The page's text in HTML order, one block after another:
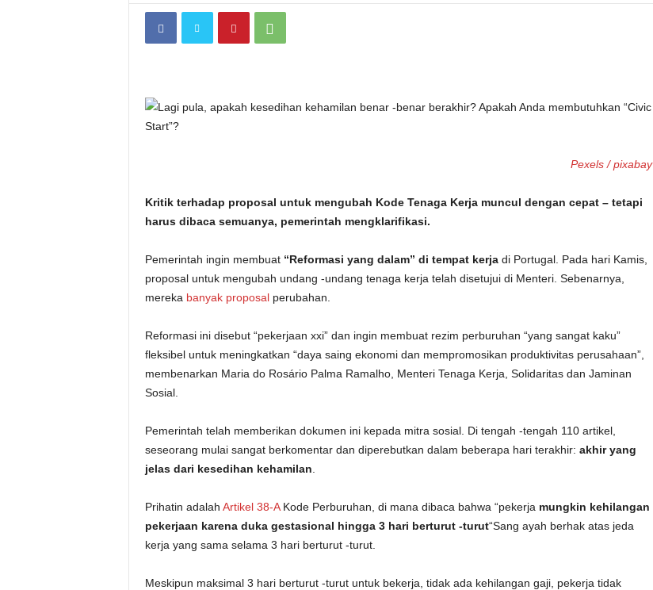
i
.
c
o
m
Pexels / pixabay
Kritik terhadap proposal untuk mengubah Kode Tenaga Kerja muncul dengan cepat – tetapi
harus dibaca semuanya, pemerintah mengklarifikasi.
Pemerintah ingin membuat “Reformasi yang dalam” di tempat kerjadi Portugal. Pada hari Kamis,
proposal untuk mengubah undang -undang tenaga kerja telah disetujui di Menteri. Sebenarnya,
mereka banyak proposalperubahan.
Reformasi ini disebut “pekerjaan xxi” dan ingin membuat rezim perburuhan “yang sangat kaku”
fleksibel untuk meningkatkan “daya saing ekonomi dan mempromosikan produktivitas perusahaan”,
membenarkan Maria do Rosário Palma Ramalho, Menteri Tenaga Kerja, Solidaritas dan Jaminan
Sosial.
Pemerintah telah memberikan dokumen ini kepada mitra sosial. Di tengah -tengah 110 artikel,
seseorang mulai sangat berkomentar dan diperebutkan dalam beberapa hari terakhir: akhir yang
jelas dari kesedihan kehamilan
Prihatin adalah Artikel 38-AKode Perburuhan, di mana dibaca bahwa “pekerja mungkin kehilangan
pekerjaan karena duka gestasional hingga 3 hari berturut -turut“Sang ayah berhak atas jeda
kerja yang sama selama 3 hari berturut -turut.
Meskipun maksimal 3 hari berturut -turut untuk bekerja, tidak ada kehilangan gaji, pekerja tidak